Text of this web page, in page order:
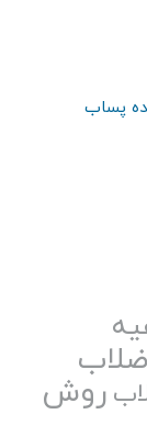
پساب
روش